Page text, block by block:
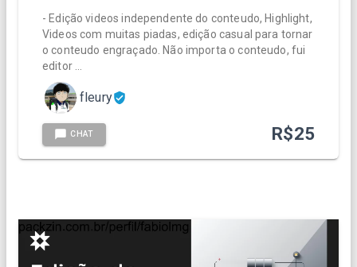
- Edição videos independente do conteudo, Highlight,
Videos com muitas piadas, edição casual para tornar
o conteudo engraçado. Não importa o conteudo, fui
editor …
fleury
CHAT R$25